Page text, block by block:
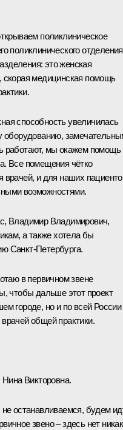
поликлиническое
поликлинического отделения
это женская
скорая медицинская помощь
способность увеличилась
оборудованию,
работают, мы окажем помощь
Все помещения чётко
и для наших
возможностями.
Владимир Владимирович,
а также хотела бы
Санкт-Петербурга.
в первичном звене
чтобы дальше этот проект
городе, но и по всей России
общей практики.
Викторовна.
останавливаемся, будем
звено – здесь нет